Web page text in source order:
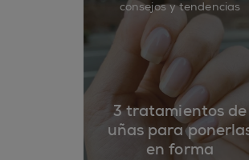
consejos y tendencias
3 tratamientos de
uñas para
en forma